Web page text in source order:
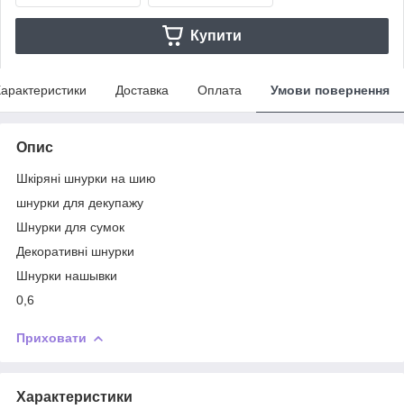
Купити
Доставка Оплата Умови повернення
Опис
Шкіряні шнурки на шию
шнурки для декупажу
Шнурки для сумок
Декоративні шнурки
Шнурки нашывки
0,6
Приховати
Характеристики